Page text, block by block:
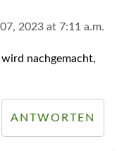
2023 at 7:11 a.m.
nachgemacht,
ANTWORTEN